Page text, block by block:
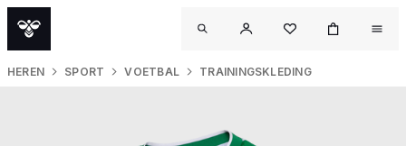
HEREN SPORT VOETBAL TRAININGSKLEDING